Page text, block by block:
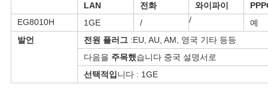
을
요
하
LAN
전화 와이파이
EG8010H
1GE / /
예
발언
전원 플러그:EU, AU, AM, 영국 기타 등등
다음을 주목했습니다 중국 설명서로
선택적입 니다 : 1GE